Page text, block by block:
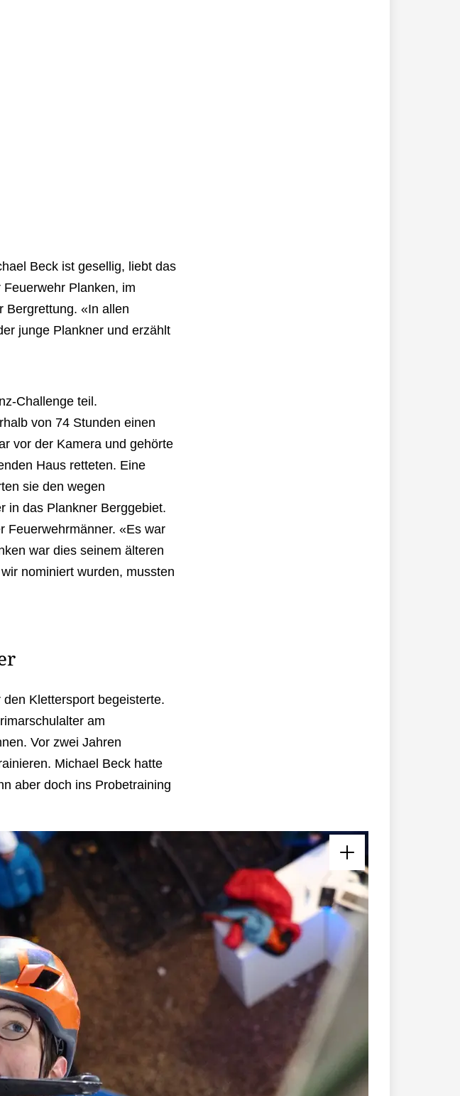
Beck ist gesellig, liebt das
Planken, im
Bergrettung. «In allen
junge Plankner und erzählt
Challenge teil.
von 74 Stunden einen
vor der Kamera und gehörte
Haus retteten. Eine
sie den wegen
in das Plankner Berggebiet.
Feuerwehrmänner. «Es war
war dies seinem älteren
nominiert wurden, mussten
Klettersport begeisterte.
am
Vor zwei Jahren
Michael Beck hatte
aber doch ins Probetraining